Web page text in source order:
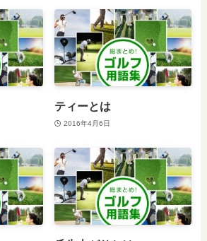
ティーとは
2016年4月6日